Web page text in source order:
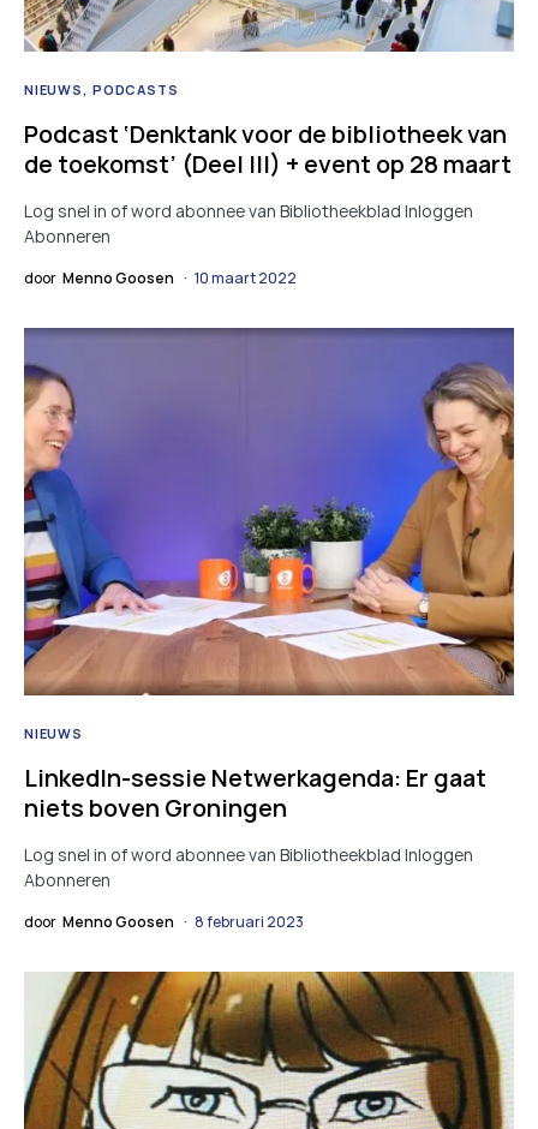
NIEUWS PODCASTS
Podcast ‘Denktank voor de bibliotheek van
de toekomst’ (Deel III) + event op 28 maart
Log snel in of word abonnee van Bibliotheekblad Inloggen
Abonneren
door Menno Goosen 10 maart 2022
NIEUWS
LinkedIn-sessie Netwerkagenda: Er gaat
niets boven Groningen
Log snel in of word abonnee van Bibliotheekblad Inloggen
Abonneren
door Menno Goosen 8 februari 2023